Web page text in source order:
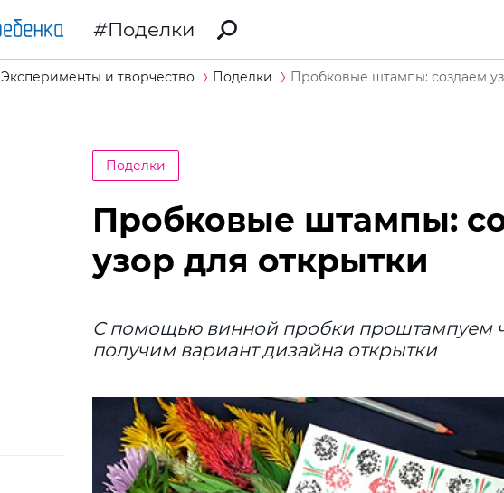
Поделки
Эксперименты и творчество Поделки Пробковые штампы: создаем
Поделки
Пробковые штампы:
узор для открытки
С помощью винной пробки проштампуем
получим вариант дизайна открытки